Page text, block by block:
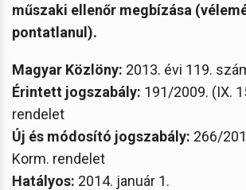
műszaki ellenőr megbízása
pontatlanul).
Magyar Közlöny: 2013. évi 119.
Érintett jogszabály: 191/2009. (IX.
rendelet
Új és módosító jogszabály: 266/
Korm. rendelet
Hatályos: 2014. január 1.